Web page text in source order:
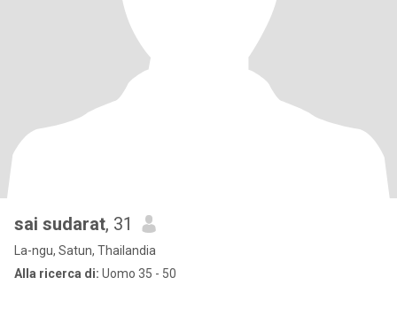
sai sudarat, 31
La-ngu, Satun, Thailandia
Alla ricerca di: Uomo 35 - 50